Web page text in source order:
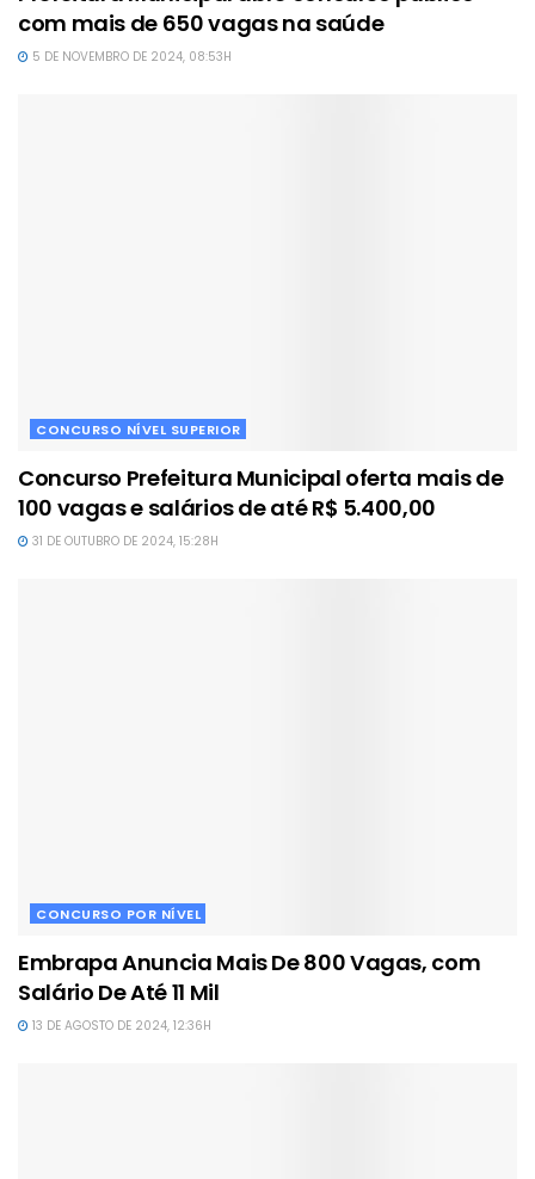
com mais de 650 vagas na saúde
5 DE NOVEMBRO DE 2024, 08:53H
CONCURSO NÍVEL SUPERIOR
Concurso Prefeitura Municipal oferta mais de
100 vagas e salários de até R$ 5.400,00
31 DE OUTUBRO DE 2024, 15:28H
CONCURSO POR NÍVEL
Embrapa Anuncia Mais De 800 Vagas, com
Salário De Até 11 Mil
13 DE AGOSTO DE 2024, 12:36H